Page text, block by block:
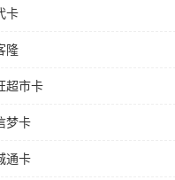
卡
隆
超市卡
梦卡
通卡